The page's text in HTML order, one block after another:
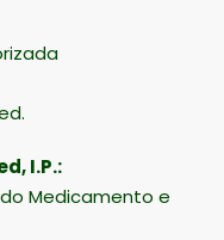
I.P.:
do Medicamento e